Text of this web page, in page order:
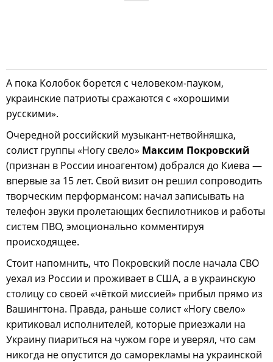
А пока Колобок борется с человеком-пауком,
украинские патриоты сражаются с «хорошими
русскими».
Очередной российский музыкант-нетвойняшка,
cолист группы «Ногу свело» Максим Покровский
(признан в России иноагентом) добрался до Киева —
впервые за 15 лет. Свой визит он решил сопроводить
творческим перформансом: начал записывать на
телефон звуки пролетающих беспилотников и работы
систем ПВО, эмоционально комментируя
происходящее.
Стоит напомнить, что Покровский после начала СВО
уехал из России и проживает в США, а в украинскую
столицу со своей «чёткой миссией» прибыл прямо из
Вашингтона. Правда, раньше солист «Ногу свело»
критиковал исполнителей, которые приезжали на
Украину пиариться на чужом горе и уверял, что сам
никогда не опустится до саморекламы на украинской